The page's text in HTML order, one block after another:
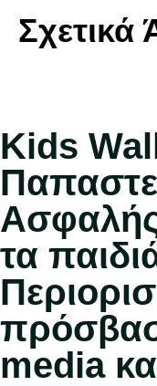
Σχετικά
Kids
Ασφαλής
τα
media